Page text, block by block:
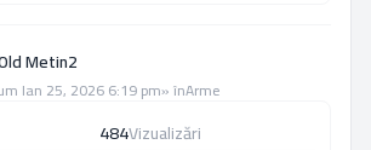
Metin2
Ian 25, 2026 6:19 pm» înArme
484Vizualizări